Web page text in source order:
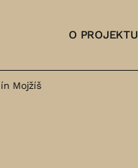
O PROJEKTU
Mojžíš